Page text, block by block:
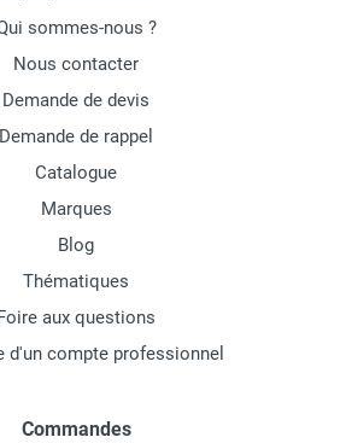
sommes-nous ?
Nous contacter
Demande de devis
Demande de rappel
Catalogue
Marques
Blog
Thématiques
aux questions
d'un compte professionnel
Commandes